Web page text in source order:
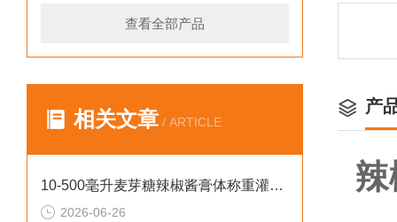
查看全部产品
相关文章 / ARTICLE
10-500毫升麦芽糖辣椒酱膏体称重灌装机厂家批发
2026-06-26
产